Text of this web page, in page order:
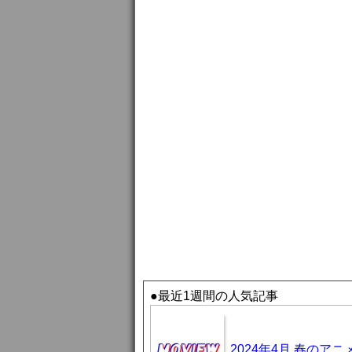
●最近1週間の人気記事
2024年4月 春のアニ